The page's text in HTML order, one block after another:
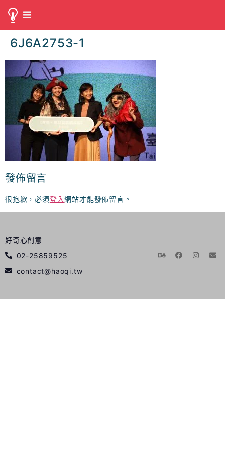
6J6A2753-1
發佈留言
很抱歉，必須登入網站才能發佈留言。
好奇心創意
02-25859525
contact@haoqi.tw